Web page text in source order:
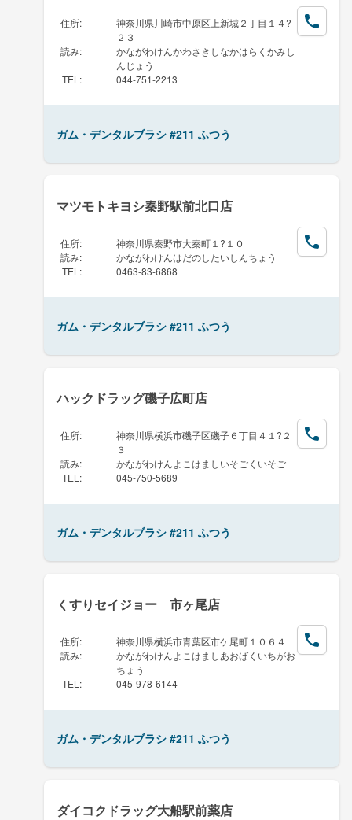
住所:
神奈川県川崎市中原区上新城２丁目１４?
２３
読み:
かながわけんかわさきしなかはらくかみし
んじょう
TEL : 044-751-2213
ガム・デンタルブラシ #211 ふつう
マツモトキヨシ秦野駅前北口店
住所:
神奈川県秦野市大秦町１?１０
読み:
かながわけんはだのしたいしんちょう
TEL : 0463-83-6868
ガム・デンタルブラシ #211 ふつう
ハックドラッグ磯子広町店
住所:
神奈川県横浜市磯子区磯子６丁目４１?２
３
読み:
かながわけんよこはましいそごくいそご
TEL : 045-750-5689
ガム・デンタルブラシ #211 ふつう
くすりセイジョー 市ヶ尾店
住所:
神奈川県横浜市青葉区市ケ尾町１０６４
読み:
かながわけんよこはましあおばくいちがお
ちょう
TEL : 045-978-6144
ガム・デンタルブラシ #211 ふつう
ダイコクドラッグ大船駅前薬店